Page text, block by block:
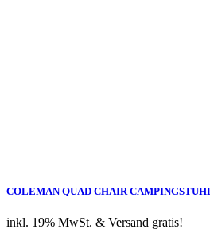
COLEMAN QUAD CHAIR
inkl. 19% MwSt. & Versand gratis!